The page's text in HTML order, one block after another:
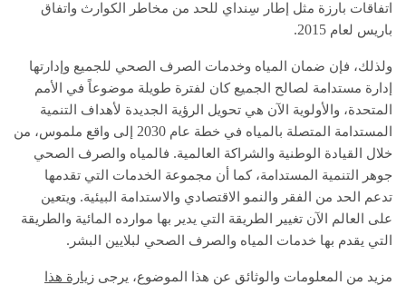
اتفاقات بارزة مثل إطار سِنداي للحد من مخاطر الكوارث واتفاق
باريس لعام2015.
ولذلك، فإن ضمان المياه وخدمات الصرف الصحي للجميع وإدارتها
إدارة مستدامة لصالح الجميع كان لفترة طويلة موضوعاً في الأمم
المتحدة، والأولوية الآن هي تحويل الرؤية الجديدة لأهداف التنمية
المستدامة المتصلة بالمياه في خطة عام2030 إلى واقع ملموس، من
خلال القيادة الوطنية والشراكة العالمية.فالمياه والصرف الصحي
جوهر التنمية المستدامة، كما أن مجموعة الخدمات التي تقدمها
تدعم الحد من الفقر والنمو الاقتصادي والاستدامة البيئية.ويتعين
على العالم الآن تغيير الطريقة التي يدير بها موارده المائية والطريقة
التي يقدم بها خدمات المياه والصرف الصحي لبلايين البشر.
مزيد من المعلومات والوثائق عن هذا الموضوع، يرجىزيارة هذا